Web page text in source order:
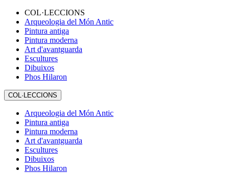
COL·LECCIONS
Arqueologia del Món Antic
Pintura antiga
Pintura moderna
Art d'avantguarda
Escultures
Dibuixos
Phos Hilaron
COL·LECCIONS
Arqueologia del Món Antic
Pintura antiga
Pintura moderna
Art d'avantguarda
Escultures
Dibuixos
Phos Hilaron